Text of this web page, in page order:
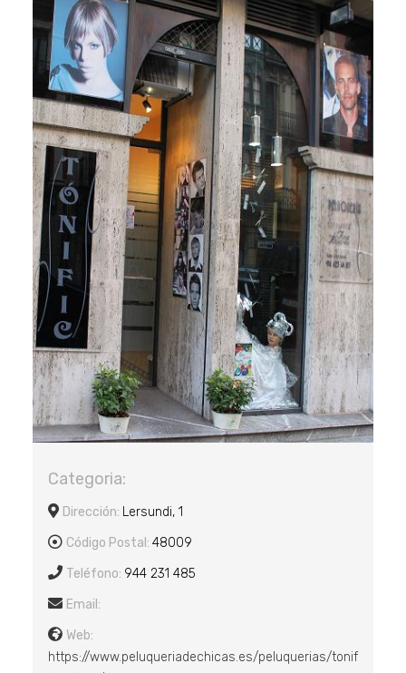
Categoria:
Dirección: Lersundi, 1
Código Postal: 48009
Teléfono: 944 231 485
Email:
Web:
https://www.peluqueriadechicas.es/peluquerias/tonif